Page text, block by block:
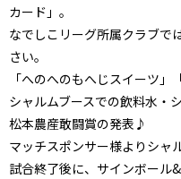
カード」。
なでしこリーグ所属クラブで
さい。
「へのへのもへじスイーツ」
シャルムブースでの飲料水・
松本農産敢闘賞の発表♪
マッチスポンサー様よりシャ
試合終了後に、サインボール